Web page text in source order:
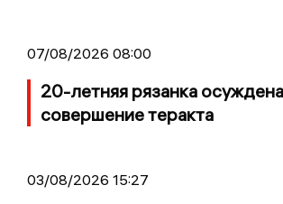
07/08/2026 08:00
20-летняя рязанка
совершение теракта
03/08/2026 15:27